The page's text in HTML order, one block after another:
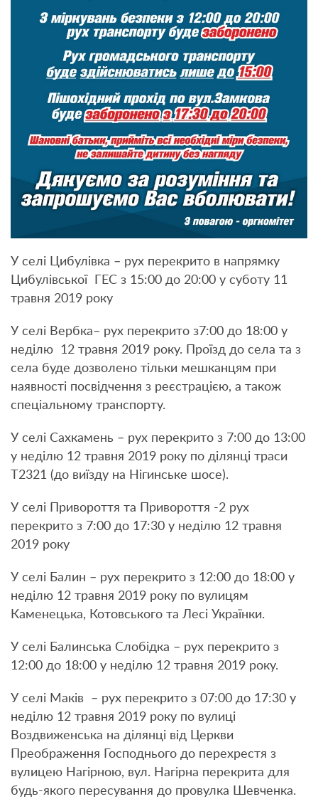
У селі Цибулівка – рух перекрито в напрямку
Цибулівської ГЕС з 15:00 до 20:00 у суботу 11
травня 2019 року
У селі Вербка– рух перекрито з7:00 до 18:00 у
неділю 12 травня 2019 року. Проїзд до села та з
села буде дозволено тільки мешканцям при
наявності посвідчення з реєстрацією, а також
спеціальному транспорту.
У селі Сахкамень – рух перекрито з 7:00 до 13:00
у неділю 12 травня 2019 року по ділянці траси
Т2321 (до виїзду на Нігинське шосе).
У селі Привороття та Привороття -2 рух
перекрито з 7:00 до 17:30 у неділю 12 травня
2019 року
У селі Балин – рух перекрито з 12:00 до 18:00 у
неділю 12 травня 2019 року по вулицям
Каменецька, Котовського та Лесі Українки.
У селі Балинська Слобідка – рух перекрито з
12:00 до 18:00 у неділю 12 травня 2019 року.
У селі Маків – рух перекрито з 07:00 до 17:30 у
неділю 12 травня 2019 року по вулиці
Воздвиженська на ділянці від Церкви
Преображення Господнього до перехрестя з
вулицею Нагірною, вул. Нагірна перекрита для
будь-якого пересування до провулка Шевченка.